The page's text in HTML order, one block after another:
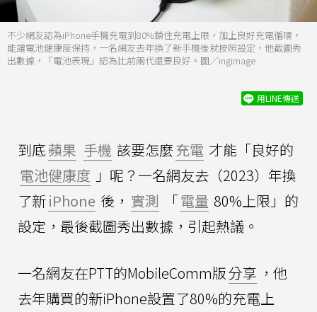
不少網友認為iPhone手機充電到80%鎖住充電上限，加上良好充電循環，
能讓電池健康度保持，一名網友去年換了新手機後就按照設定，他截圖秀
出數據，「電池表現」認為比前兩代還要良好。圖／ingimage
用LINE傳送
到底蘋果 手機 該要怎麼充電 才能「良好的
電池健康度 」呢？一名網友去（2023）年換
了新iPhone 後， 實測 「電量 80%上限」的
設定，最後截圖秀出數據，引起熱議。
一名網友在PTT的MobileComm版分享 ，他
去年購買的新iPhone設置了80%的充電上